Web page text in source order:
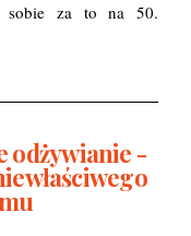
sobie za to na 50.
odżywianie -